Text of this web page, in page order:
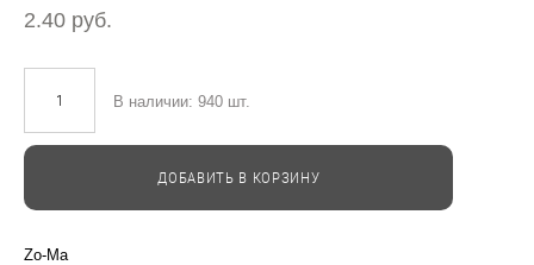
2.40 pуб.
В наличии: 940 шт.
ДОБАВИТЬ В КОРЗИНУ
Zo-Ma